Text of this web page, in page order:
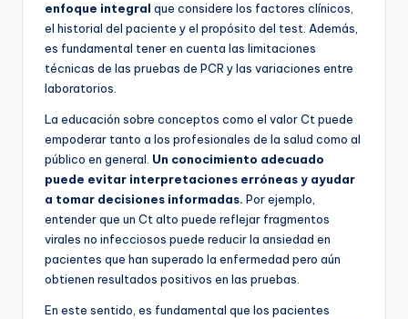
enfoque integral que considere los factores clínicos,
el historial del paciente y el propósito del test. Además,
es fundamental tener en cuenta las limitaciones
técnicas de las pruebas de PCR y las variaciones entre
laboratorios.
La educación sobre conceptos como el valor Ct puede
empoderar tanto a los profesionales de la salud como al
público en general. Un conocimiento adecuado
puede evitar interpretaciones erróneas y ayudar
a tomar decisiones informadas. Por ejemplo,
entender que un Ct alto puede reflejar fragmentos
virales no infecciosos puede reducir la ansiedad en
pacientes que han superado la enfermedad pero aún
obtienen resultados positivos en las pruebas.
En este sentido, es fundamental que los pacientes